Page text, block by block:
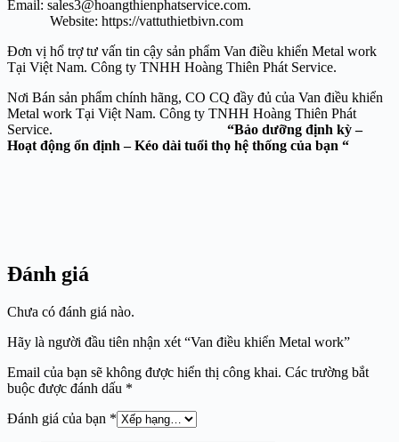
Email: sales3@hoangthienphatservice.com.
Website: https://vattuthietbivn.com
Đơn vị hổ trợ tư vấn tin cậy sản phẩm Van điều khiển Metal work
Tại Việt Nam. Công ty TNHH Hoàng Thiên Phát Service.
Nơi Bán sản phẩm chính hãng, CO CQ đầy đủ của Van điều khiển
Metal work Tại Việt Nam. Công ty TNHH Hoàng Thiên Phát
Service.
“Bảo dưỡng định kỳ –
Hoạt động ổn định – Kéo dài tuổi thọ hệ thống của bạn “
Đánh giá
Chưa có đánh giá nào.
Hãy là người đầu tiên nhận xét “Van điều khiển Metal work”
Email của bạn sẽ không được hiển thị công khai. Các trường bắt
buộc được đánh dấu *
Đánh giá của bạn *